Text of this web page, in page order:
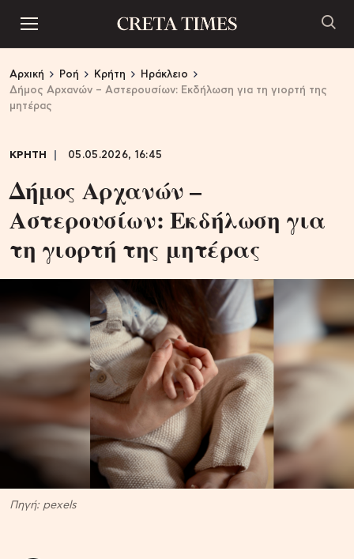
Αρχική Ροή Κρήτη
Ηράκλειο
Δήμος Αρχανών – Αστερουσίων: Εκδήλωση για τη γιορτή της
μητέρας
ΚΡΗΤΗ 05.05.2026, 16:45
Δήμος Αρχανών –
Αστερουσίων: Εκδήλωση για
τη γιορτή της μητέρας
Πηγή: pexels